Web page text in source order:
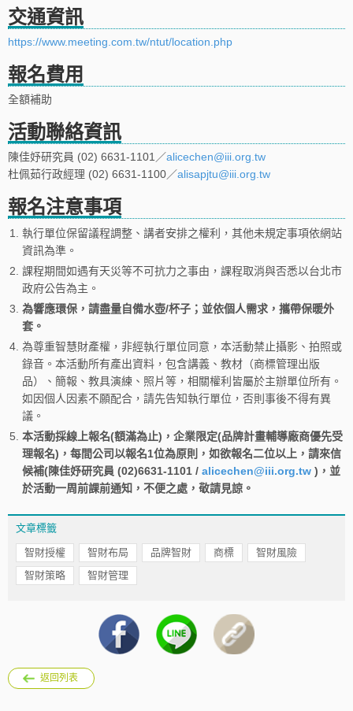
交通資訊
https://www.meeting.com.tw/ntut/location.php
報名費用
全額補助
活動聯絡資訊
陳佳妤研究員 (02) 6631-1101／alicechen@iii.org.tw
杜佩茹行政經理 (02) 6631-1100／alisapjtu@iii.org.tw
報名注意事項
1.
執行單位保留議程調整、講者安排之權利，其他未規定事項依網站
資訊為準。
2. 課程期間如遇有天災等不可抗力之事由，課程取消與否悉以台北市
政府公告為主。
3. 為響應環保，請盡量自備水壺/杯子；並依個人需求，攜帶保暖外
套。
4. 為尊重智慧財產權，非經執行單位同意，本活動禁止攝影、拍照或
錄音。本活動所有產出資料，包含講義、教材（商標管理出版
品）、簡報、教具演練、照片等，相關權利皆屬於主辦單位所有。
如因個人因素不願配合，請先告知執行單位，否則事後不得有異
議。
5. 本活動採線上報名(額滿為止)，企業限定(品牌計畫輔導廠商優先受
理報名)，每間公司以報名1位為原則，如欲報名二位以上，請來信
候補(陳佳妤研究員 (02)6631-1101 / alicechen@iii.org.tw )，並
於活動一周前課前通知，不便之處，敬請見諒。
文章標籤
智財授權 智財布局 品牌智財 商標
智財風險
智財策略
智財管理
返回列表